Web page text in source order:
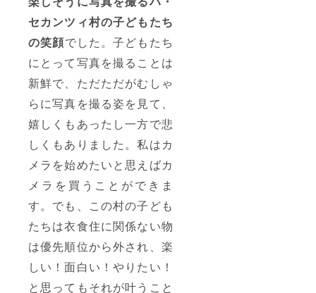
セカンツィ村の子どもたち
の笑顔でした。子どもたち
にとって写真を撮ることは
新鮮で、ただただがむしゃ
らに写真を撮る姿を見て、
嬉しくもあったし一方で悲
しくもありました。私はカ
メラを始めたいと思えばカ
メラを買うことができま
す。でも、この村の子ども
たちは衣食住に関係ない物
は優先順位から外され、楽
しい！面白い！やりたい！
と思ってもそれが叶うこと